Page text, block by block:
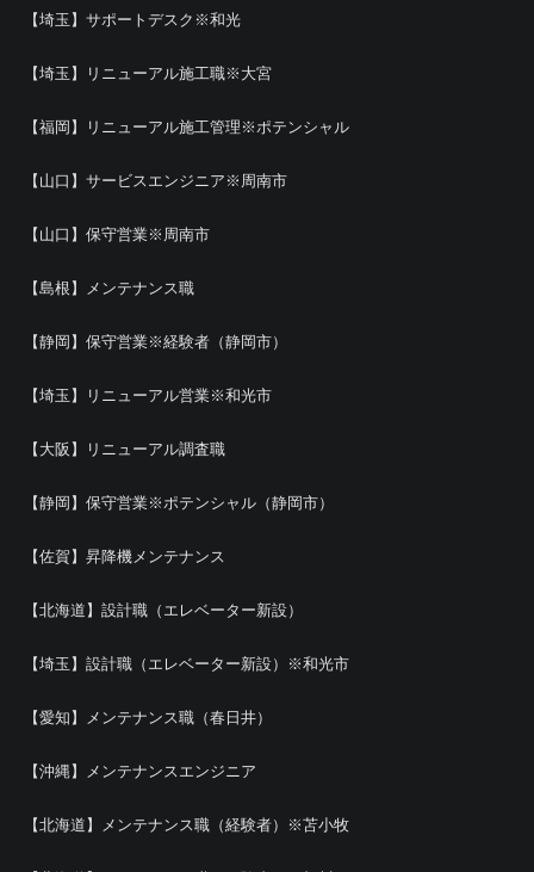
【埼玉】サポートデスク※和光
【埼玉】リニューアル施工職※大宮
【福岡】リニューアル施工管理※ポテンシャル
【山口】サービスエンジニア※周南市
【山口】保守営業※周南市
【島根】メンテナンス職
【静岡】保守営業※経験者（静岡市）
【埼玉】リニューアル営業※和光市
【大阪】リニューアル調査職
【静岡】保守営業※ポテンシャル（静岡市）
【佐賀】昇降機メンテナンス
【北海道】設計職（エレベーター新設）
【埼玉】設計職（エレベーター新設）※和光市
【愛知】メンテナンス職（春日井）
【沖縄】メンテナンスエンジニア
【北海道】メンテナンス職（経験者）※苫小牧